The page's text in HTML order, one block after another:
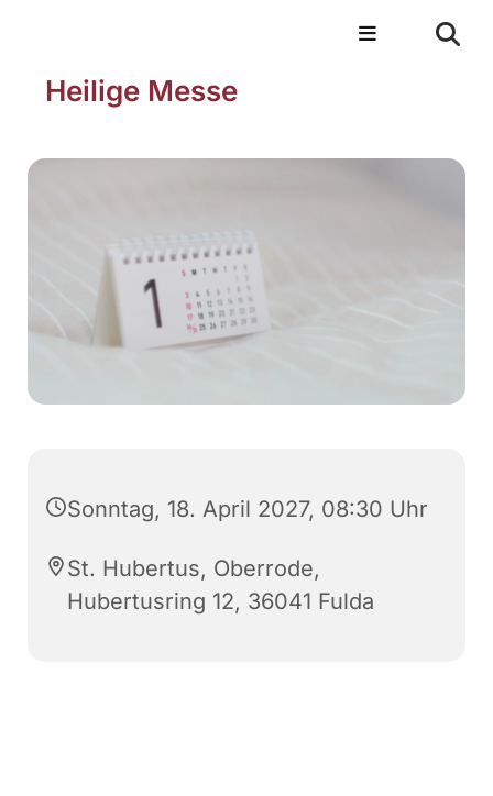
Heilige Messe
Sonntag, 18. April 2027, 08:30 Uhr
St. Hubertus, Oberrode,
Hubertusring 12, 36041 Fulda